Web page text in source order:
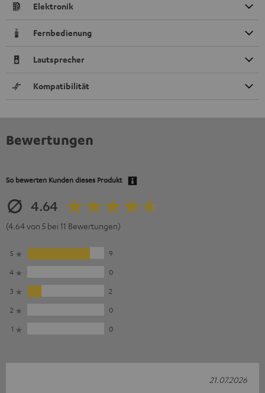
Elektronik
Fernbedienung
Lautsprecher
Kompatibilität
Bewertungen
So bewerten Kunden dieses Produkt
4.64
(4.64 von 5 bei 11 Bewertungen)
5
9
4
0
3
2
2
0
1
0
21.07.2026